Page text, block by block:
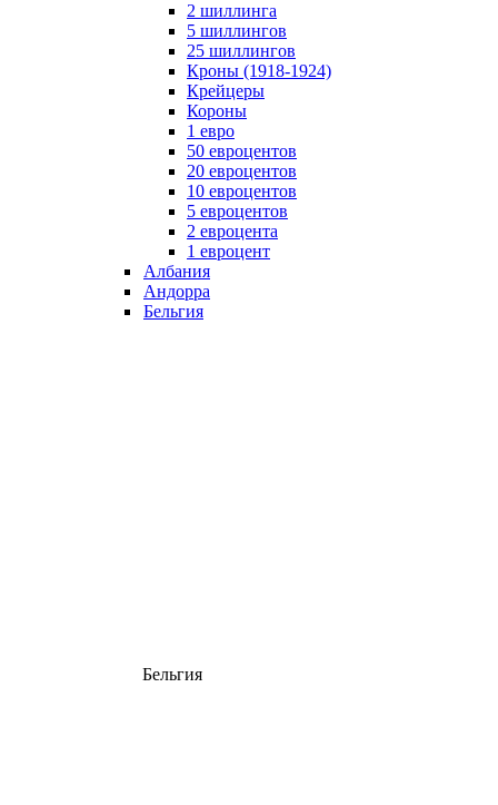
2 шиллинга
5 шиллингов
25 шиллингов
Кроны (1918-1924)
Крейцеры
Короны
1 евро
50 евроцентов
20 евроцентов
10 евроцентов
5 евроцентов
2 евроцента
1 евроцент
Албания
Андорра
Бельгия
Бельгия